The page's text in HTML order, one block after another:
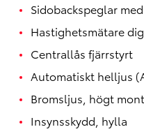
Sidobackspeglar
Hastighetsmätare
Centrallås fjärrstyrt
Automatiskt helljus
Bromsljus, högt
Insynsskydd, hylla